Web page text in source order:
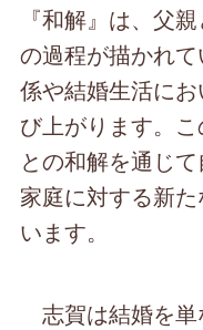
『和解』は、父
の過程が描かれ
係や結婚生活に
び上がります。
との和解を通じ
家庭に対する新
います。
志賀は結婚を単